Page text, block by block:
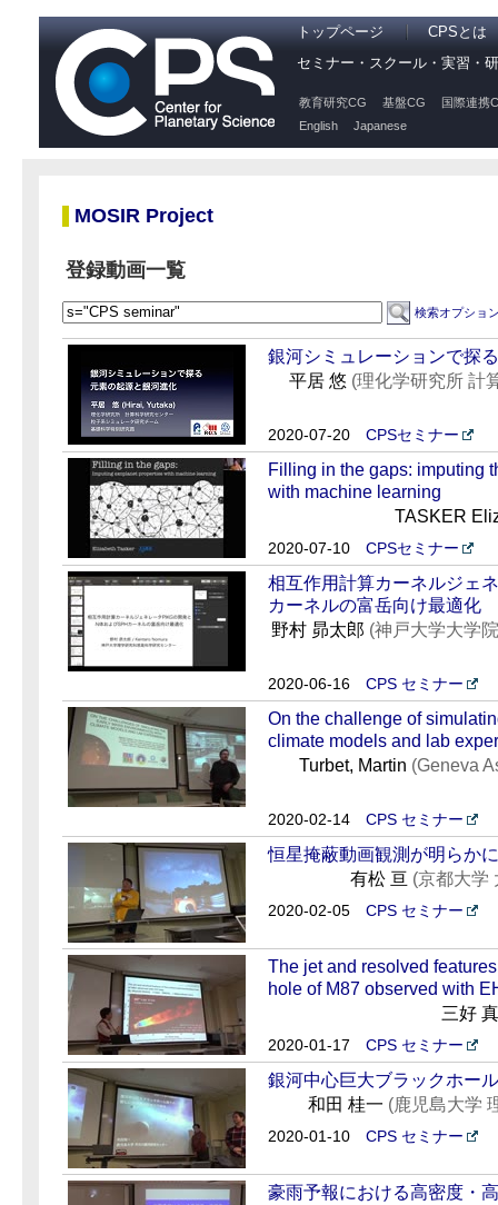
トップページ
CPSとは
セミナー・スクール・実習・
教育研究CG 基盤CG
国際連携
English
Japanese
MOSIR Project
登録動画一覧
検索オプショ
銀河シミュレーションで探
平居 悠 (理化学研究所 計
2020-07-20 CPSセミナー
Filling in the gaps: imputing
with machine learning
TASKER
2020-07-10 CPSセミナー
相互作用計算カーネルジェ
カーネルの富岳向け最適化
野村 昴太郎 (神戸大学大学
2020-06-16 CPS セミナー
On the challenge of
climate models and lab
Turbet, Martin (Geneva
2020-02-14 CPS セミナー
恒星掩蔽動画観測が明らか
有松 亘 (京都大学
2020-02-05 CPS セミナー
The jet and resolved
hole of M87 observed with
三好
2020-01-17 CPS セミナー
銀河中心巨大ブラックホー
和田 桂一 (鹿児島大学
2020-01-10 CPS セミナー
豪雨予報における高密度・